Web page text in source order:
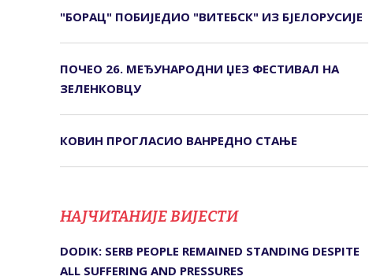
"БОРАЦ" ПОБИЈЕДИО "ВИТЕБСК" ИЗ БЈЕЛОРУСИЈЕ
ПОЧЕО 26. МЕЂУНАРОДНИ ЏЕЗ ФЕСТИВАЛ НА
ЗЕЛЕНКОВЦУ
КОВИН ПРОГЛАСИО ВАНРЕДНО СТАЊЕ
НАЈЧИТАНИЈЕ ВИЈЕСТИ
DODIK: SERB PEOPLE REMAINED STANDING DESPITE
ALL SUFFERING AND PRESSURES